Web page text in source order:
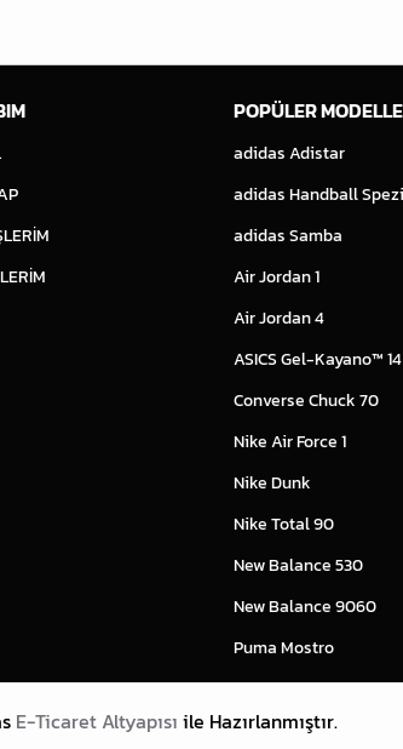
POPÜLER
adidas Adistar
adidas Handball
adidas Samba
Air Jordan 1
Air Jordan 4
ASICS Gel-Kayano™ 14
Converse Chuck 70
Nike Air Force 1
Nike Dunk
Nike Total 90
New Balance 530
New Balance 9060
Puma Mostro
E-Ticaret Altyapısı ile Hazırlanmıştır.